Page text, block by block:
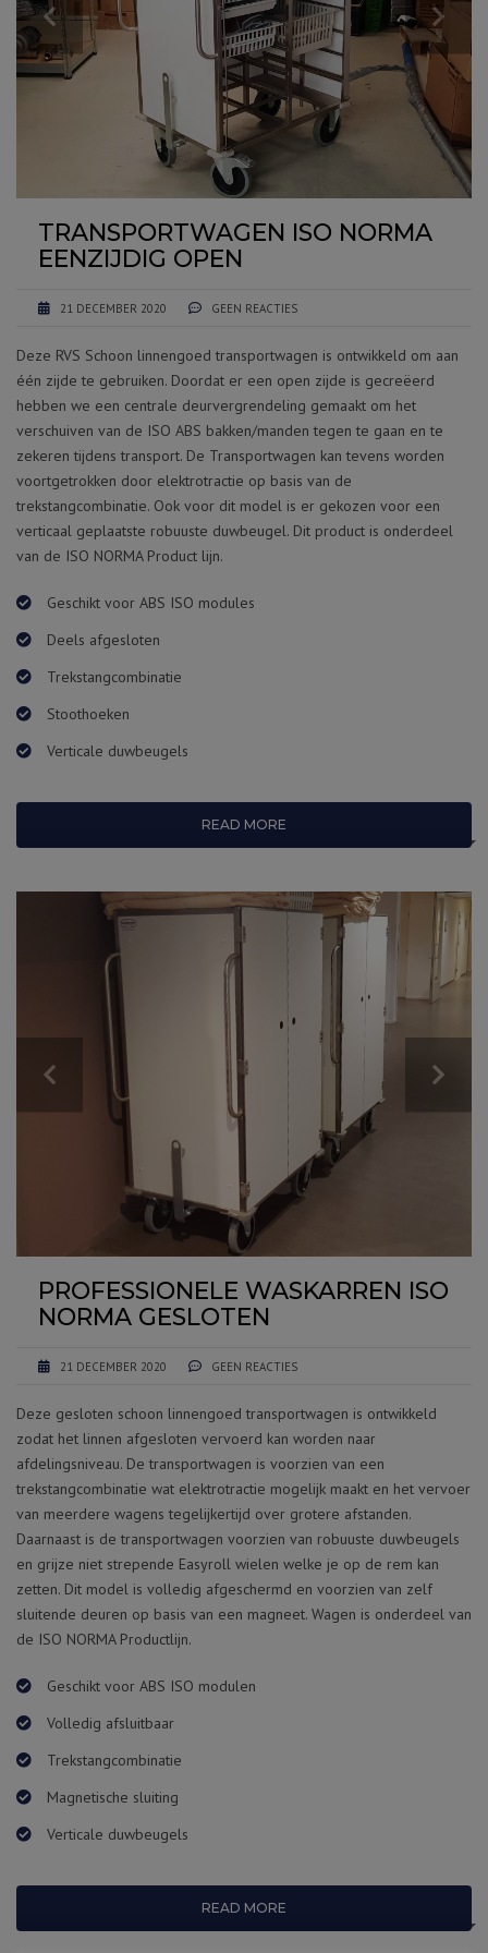
TRANSPORTWAGEN ISO NORMA
EENZIJDIG OPEN
21 DECEMBER 2020 GEEN REACTIES
Deze RVS Schoon linnengoed transportwagen is ontwikkeld om aan
één zijde te gebruiken. Doordat er een open zijde is gecreëerd
hebben we een centrale deurvergrendeling gemaakt om het
verschuiven van de ISO ABS bakken/manden tegen te gaan en te
zekeren tijdens transport. De Transportwagen kan tevens worden
voortgetrokken door elektrotractie op basis van de
trekstangcombinatie. Ook voor dit model is er gekozen voor een
verticaal geplaatste robuuste duwbeugel. Dit product is onderdeel
van de ISO NORMA Product lijn.
Geschikt voor ABS ISO modules
Deels afgesloten
Trekstangcombinatie
Stoothoeken
Verticale duwbeugels
READ MORE
PROFESSIONELE WASKARREN ISO
NORMA GESLOTEN
21 DECEMBER 2020 GEEN REACTIES
Deze gesloten schoon linnengoed transportwagen is ontwikkeld
zodat het linnen afgesloten vervoerd kan worden naar
afdelingsniveau. De transportwagen is voorzien van een
trekstangcombinatie wat elektrotractie mogelijk maakt en het vervoer
van meerdere wagens tegelijkertijd over grotere afstanden.
Daarnaast is de transportwagen voorzien van robuuste duwbeugels
en grijze niet strepende Easyroll wielen welke je op de rem kan
zetten. Dit model is volledig afgeschermd en voorzien van zelf
sluitende deuren op basis van een magneet. Wagen is onderdeel van
de ISO NORMA Productlijn.
Geschikt voor ABS ISO modulen
Volledig afsluitbaar
Trekstangcombinatie
Magnetische sluiting
Verticale duwbeugels
READ MORE